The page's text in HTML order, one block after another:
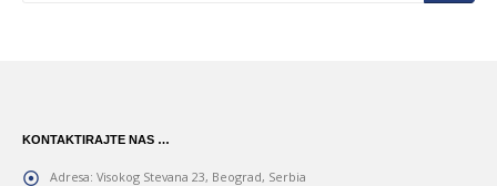
KONTAKTIRAJTE NAS …
Adresa: Visokog Stevana 23, Beograd, Serbia